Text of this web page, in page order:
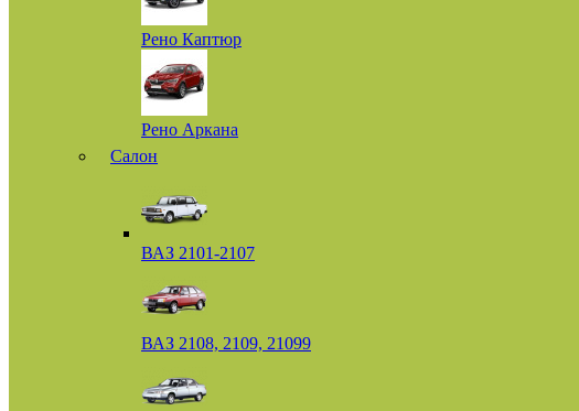
Рено Каптюр
Рено Аркана
Салон
ВАЗ 2101-2107
ВАЗ 2108, 2109, 21099